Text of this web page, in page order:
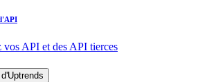
vos API et des API tierces